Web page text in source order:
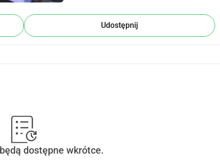
i za granicą, jako przykład chcielibyśmy wspomnieć o Sri
wykłady, wystawy, akcje, np. rozdawanie torebek Care itp.
Udostępnij
dostępne wkrótce.